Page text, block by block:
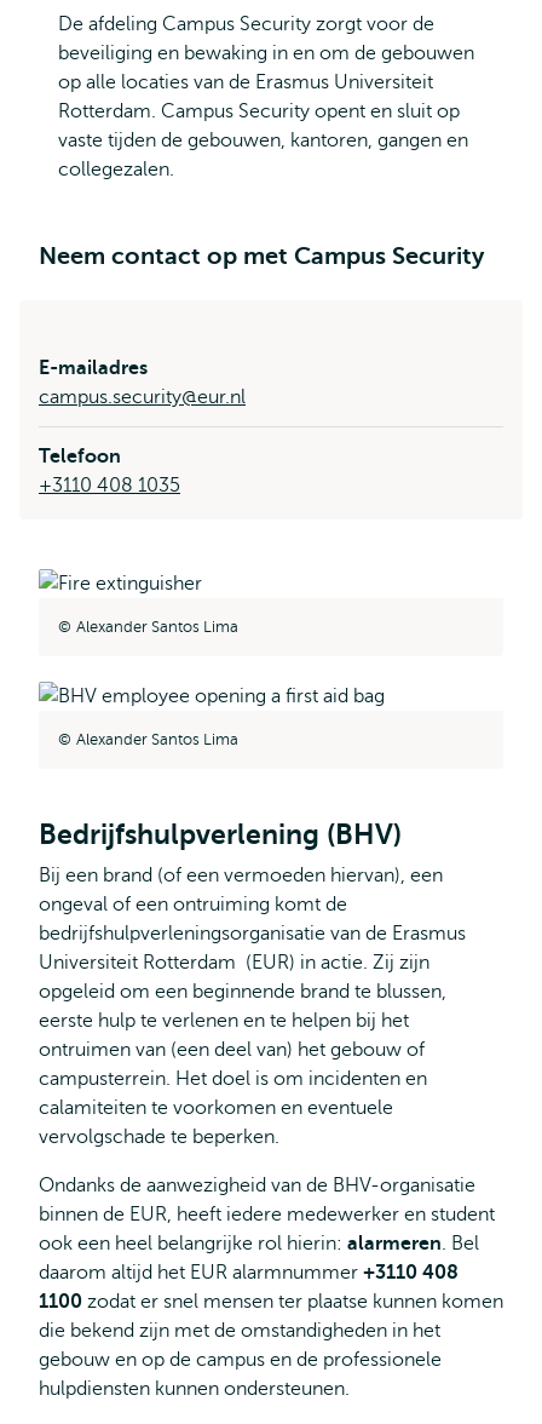
De afdeling Campus Security zorgt voor de
beveiliging en bewaking in en om de gebouwen
op alle locaties van de Erasmus Universiteit
Rotterdam. Campus Security opent en sluit op
vaste tijden de gebouwen, kantoren, gangen en
collegezalen.
Neem contact op met Campus Security
E-mailadres
campus.security@eur.nl
Telefoon
+3110 408 1035
Alexander Santos Lima
Alexander Santos Lima
Bedrijfshulpverlening (BHV)
Bij een brand (of een vermoeden hiervan), een
ongeval of een ontruiming komt de
bedrijfshulpverleningsorganisatie van de Erasmus
Universiteit Rotterdam (EUR) in actie. Zij zijn
opgeleid om een beginnende brand te blussen,
eerste hulp te verlenen en te helpen bij het
ontruimen van (een deel van) het gebouw of
campusterrein. Het doel is om incidenten en
calamiteiten te voorkomen en eventuele
vervolgschade te beperken.
Ondanks de aanwezigheid van de BHV-organisatie
binnen de EUR, heeft iedere medewerker en student
ook een heel belangrijke rol hierin: alarmeren. Bel
daarom altijd het EUR alarmnummer +3110 408
1100 zodat er snel mensen ter plaatse kunnen komen
die bekend zijn met de omstandigheden in het
gebouw en op de campus en de professionele
hulpdiensten kunnen ondersteunen.